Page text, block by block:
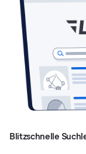
Blitzschnelle